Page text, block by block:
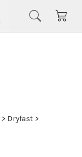
> Dryfast >